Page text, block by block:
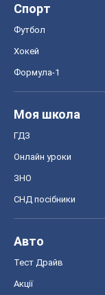
Спорт
Футбол
Хокей
Формула-1
Моя школа
ГДЗ
Онлайн уроки
ЗНО
СНД посібники
Авто
Тест Драйв
Акції